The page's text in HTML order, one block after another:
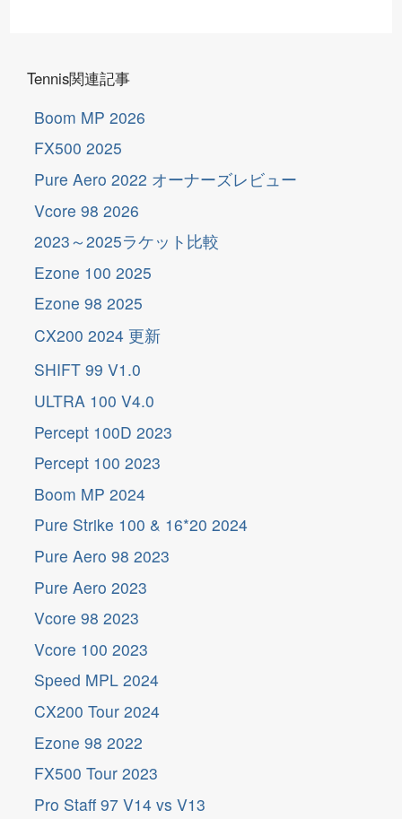
Tennis関連記事
Boom MP 2026
FX500 2025
Pure Aero 2022 オーナーズレビュー
Vcore 98 2026
2023～2025ラケット比較
Ezone 100 2025
Ezone 98 2025
CX200 2024
更 新
SHIFT 99 V1.0
ULTRA 100 V4.0
Percept 100D 2023
Percept 100 2023
Boom MP 2024
Pure Strike 100 & 16*20 2024
Pure Aero 98 2023
Pure Aero 2023
Vcore 98 2023
Vcore 100 2023
Speed MPL 2024
CX200 Tour 2024
Ezone 98 2022
FX500 Tour 2023
Pro Staff 97 V14 vs V13